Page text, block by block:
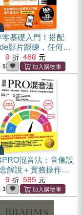
基礎入門！搭配
影片跟練，任何年
學：鋼琴家教影片
會手形、指法、樂
和弦和彈奏樂曲
9 468
5
PRO混音法：音像設
解說＋實務操作，
工程具體細膩全套
9 585
3